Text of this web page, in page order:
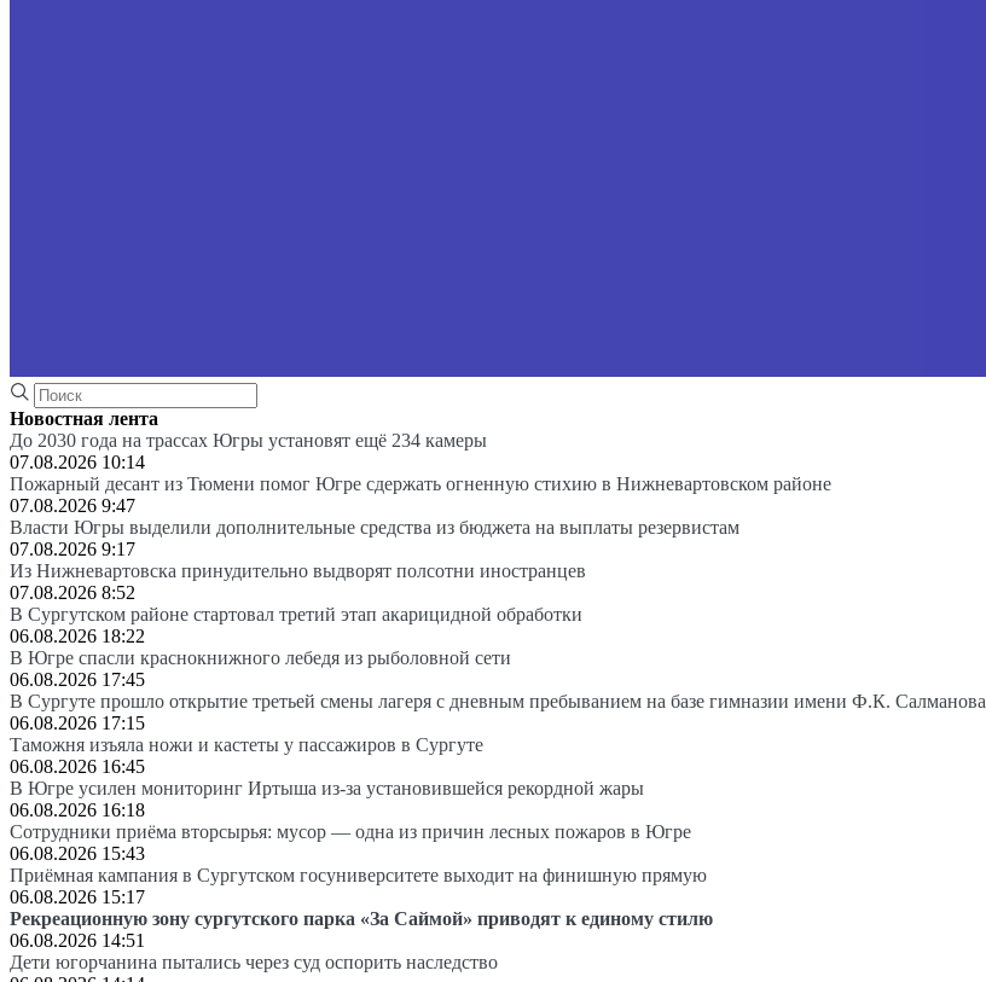
Новостная лента
До 2030 года на трассах Югры установят ещё 234 камеры
07.08.2026 10:14
Пожарный десант из Тюмени помог Югре сдержать огненную стихию в Нижневартовском районе
07.08.2026 9:47
Власти Югры выделили дополнительные средства из бюджета на выплаты резервистам
07.08.2026 9:17
Из Нижневартовска принудительно выдворят полсотни иностранцев
07.08.2026 8:52
В Сургутском районе стартовал третий этап акарицидной обработки
06.08.2026 18:22
В Югре спасли краснокнижного лебедя из рыболовной сети
06.08.2026 17:45
В Сургуте прошло открытие третьей смены лагеря с дневным пребыванием на базе гимназии имени Ф.К. Салманова
06.08.2026 17:15
Таможня изъяла ножи и кастеты у пассажиров в Сургуте
06.08.2026 16:45
В Югре усилен мониторинг Иртыша из-за установившейся рекордной жары
06.08.2026 16:18
Сотрудники приёма вторсырья: мусор — одна из причин лесных пожаров в Югре
06.08.2026 15:43
Приёмная кампания в Сургутском госуниверситете выходит на финишную прямую
06.08.2026 15:17
Рекреационную зону сургутского парка «За Саймой» приводят к единому стилю
06.08.2026 14:51
Дети югорчанина пытались через суд оспорить наследство